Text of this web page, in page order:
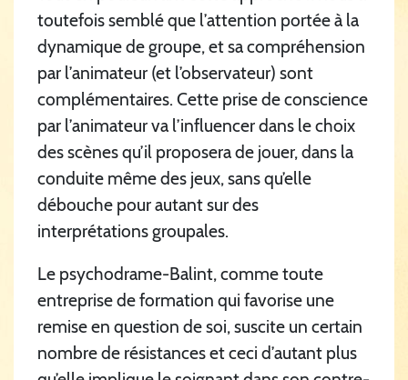
toutefois semblé que l’attention portée à la
dynamique de groupe, et sa compréhension
par l’animateur (et l’observateur) sont
complémentaires. Cette prise de conscience
par l’animateur va l’influencer dans le choix
des scènes qu’il proposera de jouer, dans la
conduite même des jeux, sans qu’elle
débouche pour autant sur des
interprétations groupales.
Le psychodrame-Balint, comme toute
entreprise de formation qui favorise une
remise en question de soi, suscite un certain
nombre de résistances et ceci d’autant plus